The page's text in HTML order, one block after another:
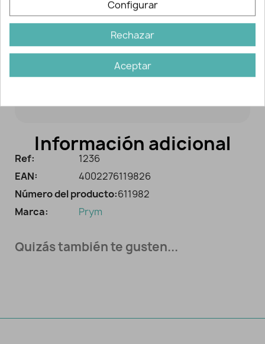
Descripción y detalles
Mantén tushilos de bordaru otros
accesorios de costura perfectamente
colocados. Te facilitará labúsqueda de
Información adicional
Ref:
1236
EAN:
4002276119826
Número del producto:611982
Marca:
Prym
Quizás también te gusten...
Configurar
Rechazar
Aceptar